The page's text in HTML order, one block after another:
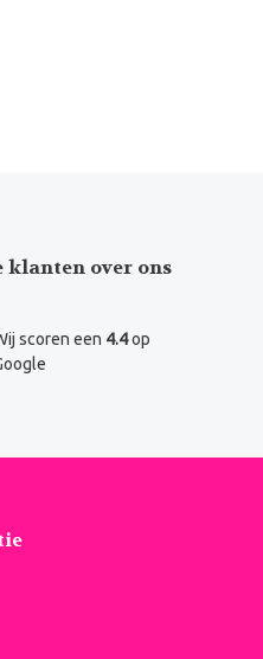
klanten over ons
scoren een 4.4op